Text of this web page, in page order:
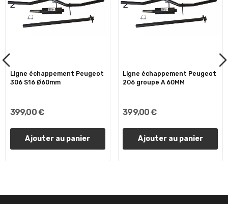
Ligne échappement Peugeot
306 S16 Ø60mm
399,00 €
Ajouter au panier
Ligne échappement Peugeot
206 groupe A 60MM
399,00 €
Ajouter au panier